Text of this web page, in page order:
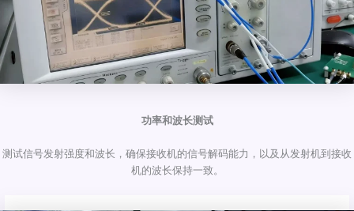
功率和波长测试
测试信号发射强度和波长，确保接收机的信号解码能力，以及从发射机到接收
机的波长保持一致。